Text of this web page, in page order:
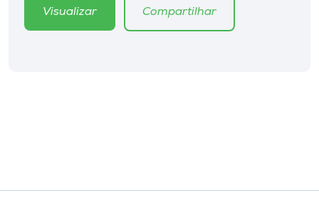
Editora
Visualizar Compartilhar